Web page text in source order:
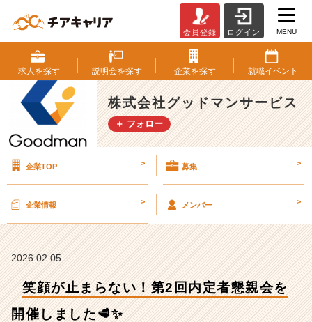
顔
が
止
ま
ら
な
回
者
を
開
催
会員登録 ログイン MENU
求人を探す 説明会を探す 企業を探す 就職イベント
株式会社グッドマンサービス
＋ フォロー
企業TOP > 募集 >
企業情報 > メンバー >
2026.02.05
笑顔が止まらない！第2回内定者懇親会を
開催しました🥩✨